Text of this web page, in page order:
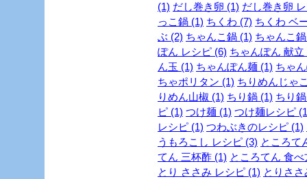
(1) だし巻き卵 (1) だし巻き卵
っこ鍋 (1) ちくわ (7) ちくわ ベ
ぶ (2) ちゃんこ鍋 (1) ちゃんこ
ぽん レシピ (6) ちゃんぽん 献立
ん玉 (1) ちゃんぽん麺 (1) ちゃ
ちゃポリタン (1) ちりめんじゃ
りめん山椒 (1) ちり鍋 (1) ちり
ピ (1) つけ麺 (1) つけ麺レシピ
レシピ (1) つわぶきのレシピ (1)
うもろこし レシピ (3) ところて
てん 三杯酢 (1) ところてん 食べ
とり ささみ レシピ (1) とりささ